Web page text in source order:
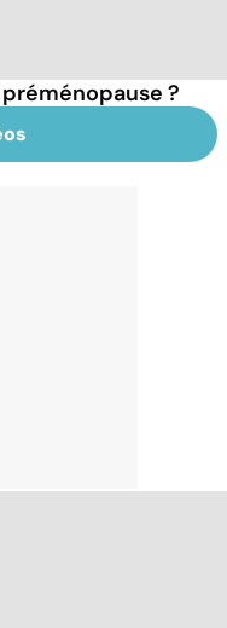
?